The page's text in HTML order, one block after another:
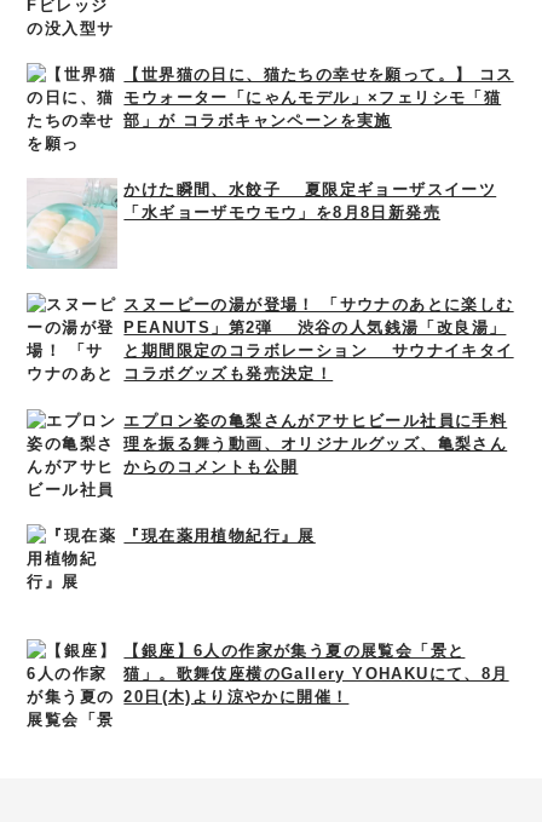
【世界猫の日に、猫たちの幸せを願って。】 コス
モウォーター「にゃんモデル」×フェリシモ「猫
部」が コラボキャンペーンを実施
かけた瞬間、水餃子 夏限定ギョーザスイーツ
「水ギョーザモウモウ」を8月8日新発売
スヌーピーの湯が登場！ 「サウナのあとに楽しむ
PEANUTS」第2弾 渋谷の人気銭湯「改良湯」
と期間限定のコラボレーション サウナイキタイ
コラボグッズも発売決定！
エプロン姿の亀梨さんがアサヒビール社員に手料
理を振る舞う動画、オリジナルグッズ、亀梨さん
からのコメントも公開
『現在薬用植物紀行』展
【銀座】6人の作家が集う夏の展覧会「景と
猫」。歌舞伎座横のGallery YOHAKUにて、8月
20日(木)より涼やかに開催！